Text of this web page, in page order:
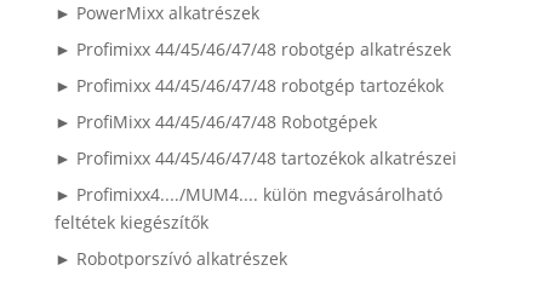
► PowerMixx alkatrészek
► Profimixx 44/45/46/47/48 robotgép alkatrészek
► Profimixx 44/45/46/47/48 robotgép tartozékok
► ProfiMixx 44/45/46/47/48 Robotgépek
► Profimixx 44/45/46/47/48 tartozékok alkatrészei
► Profimixx4..../MUM4.... külön megvásárolható
feltétek kiegészítők
► Robotporszívó alkatrészek